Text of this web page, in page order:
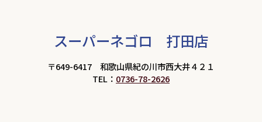
スーパーネゴロ 打田店
〒649-6417 和歌山県紀の川市西大井４２１
TEL： 0736-78-2626